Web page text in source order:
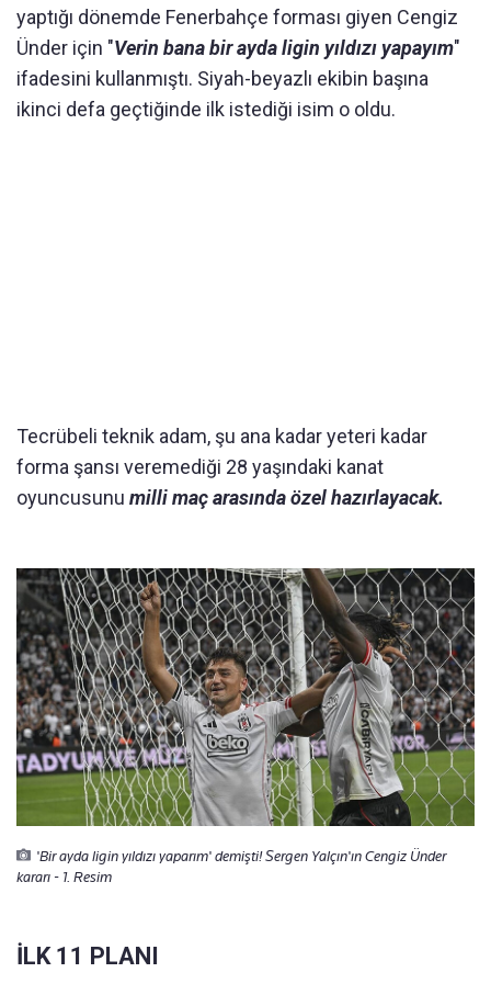
yaptığı dönemde Fenerbahçe forması giyen Cengiz
Ünder için "Verin bana bir ayda ligin yıldızı yapayım"
ifadesini kullanmıştı. Siyah-beyazlı ekibin başına
ikinci defa geçtiğinde ilk istediği isim o oldu.
Tecrübeli teknik adam, şu ana kadar yeteri kadar
forma şansı veremediği 28 yaşındaki kanat
oyuncusunu milli maç arasında özel hazırlayacak.
'Bir ayda ligin yıldızı yaparım' demişti! Sergen Yalçın'ın Cengiz Ünder
kararı - 1. Resim
İLK 11 PLANI